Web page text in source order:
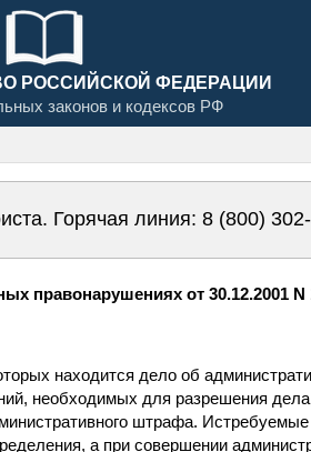
РОССИЙСКОЙ ФЕДЕРАЦИИ
законов и кодексов РФ
Горячая линия: 8 (800)
правонарушениях от 30.12.2001 N
находится дело об
необходимых для разрешения
штрафа.
а при совершении